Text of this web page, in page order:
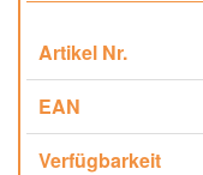
Artikel Nr.
EAN
Verfügbarkeit